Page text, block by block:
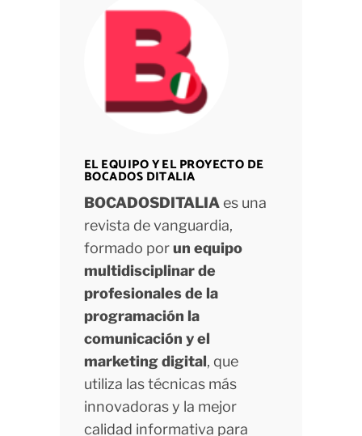
EL EQUIPO Y EL PROYECTO DE
BOCADOS DITALIA
BOCADOSDITALIAes una
revista de vanguardia,
formado porun equipo
multidisciplinar de
profesionales de la
programación la
comunicación y el
marketing digital, que
utiliza las técnicas más
innovadoras y la mejor
calidad informativa para